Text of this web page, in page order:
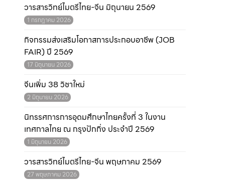
วารสารวิทย์ไมตรีไทย-จีน มิถุนายน 2569
1 กรกฎาคม 2026
กิจกรรมส่งเสริมโอกาสการประกอบอาชีพ (JOB
FAIR) ปี 2569
17 มิถุนายน 2026
จีนเพิ่ม 38 วิชาใหม่
2 มิถุนายน 2026
นิทรรศการการอุดมศึกษาไทยครั้งที่ 3 ในงาน
เทศกาลไทย ณ กรุงปักกิ่ง ประจำปี 2569
1 มิถุนายน 2026
วารสารวิทย์ไมตรีไทย-จีน พฤษภาคม 2569
27 พฤษภาคม 2026